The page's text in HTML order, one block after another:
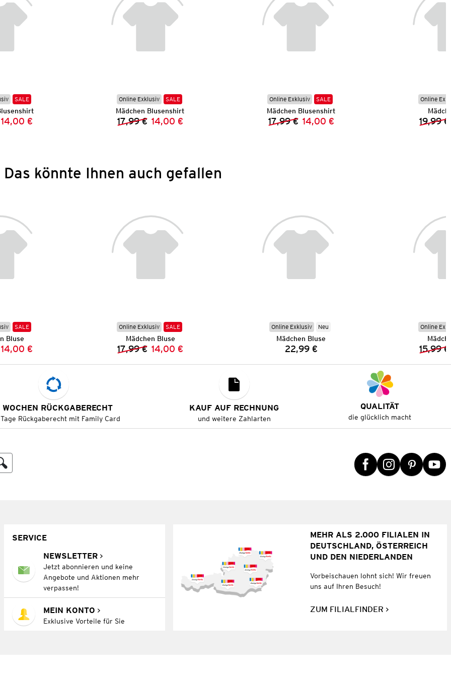
SALE
Preis:
Preis:
14,00 €
Online Exklusiv SALE
Mädchen Blusenshirt
Vorheriger Preis:
17,99 € Neuer Preis:
14,00 €
Online Exklusiv SALE
Mädchen Blusenshirt
Vorheriger Preis:
17,99 € Neuer Preis:
14,00 €
Online
19,99 €
Das könnte Ihnen auch gefallen
SALE
Bluse
Preis:
Preis:
14,00 €
Online Exklusiv SALE
Mädchen Bluse
Vorheriger Preis:
17,99 € Neuer Preis:
14,00 €
Online Exklusiv Neu
Mädchen Bluse
Preis:
22,99 €
Online
15,99 €
RÜCKGABERECHT
Rückgaberecht mit Family Card
KAUF AUF RECHNUNG
und weitere Zahlarten
QUALITÄT
die glücklich macht
SERVICE
NEWSLETTER
Jetzt abonnieren und keine
Angebote und Aktionen mehr
verpassen!
MEIN KONTO
Exklusive Vorteile für Sie
MEHR ALS 2.000 FILIALEN IN
DEUTSCHLAND, ÖSTERREICH
UND DEN NIEDERLANDEN
Vorbeischauen lohnt sich! Wir freuen
uns auf Ihren Besuch!
ZUM FILIALFINDER